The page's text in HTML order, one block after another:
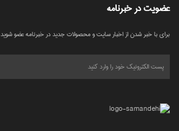
عضویت در خبرنامه
برای با خبر شدن از اخبار سایت و محصولات جدید در خبرنامه عضو شوید